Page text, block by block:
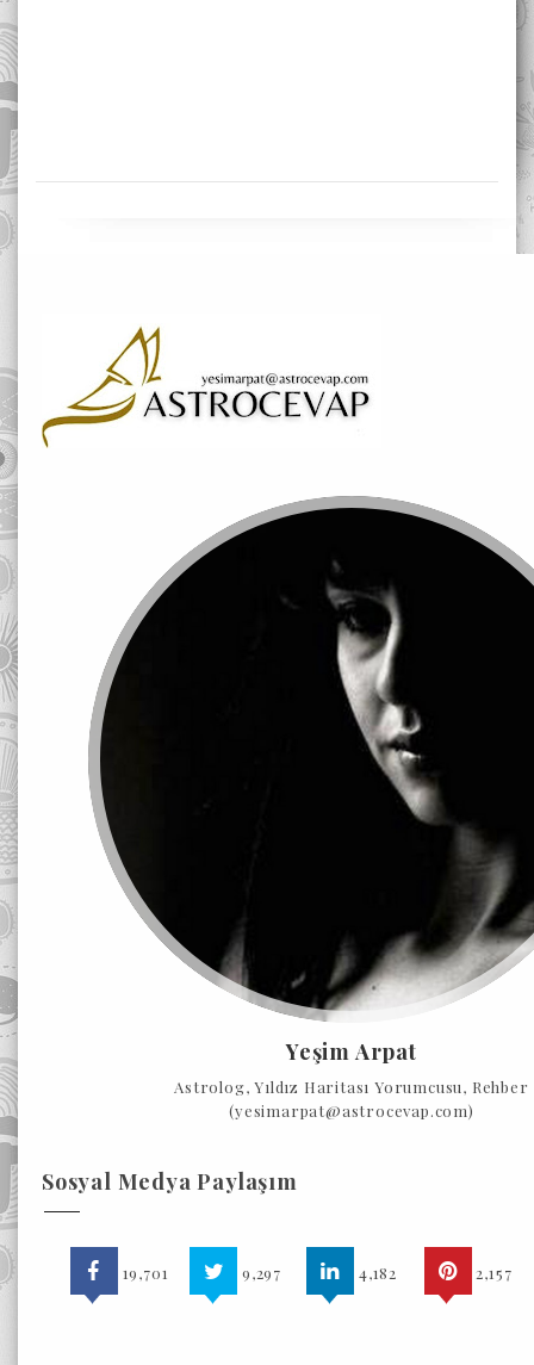
Yeşim Arpat
Astrolog, Yıldız Haritası Yorumcusu, Rehber
(yesimarpat@astrocevap.com)
Sosyal Medya Paylaşım
19,701 9,297 4,182 2,157